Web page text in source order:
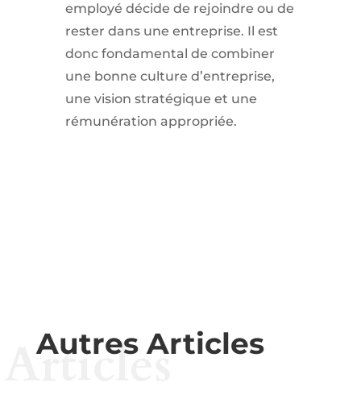
employé décide de rejoindre ou de
rester dans une entreprise. Il est
donc fondamental de combiner
une bonne culture d’entreprise,
une vision stratégique et une
rémunération appropriée.
Autres Articles
Articles